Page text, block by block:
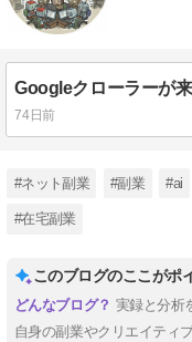
74日前
#ネット副業 #副業 #ai
#在宅副業
このブログのここがポ
実録と分析
自身の副業やクリエイティ